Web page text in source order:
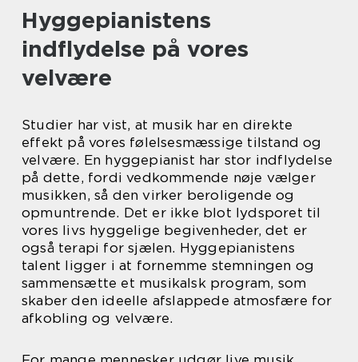
Hyggepianistens
indflydelse på vores
velvære
Studier har vist, at musik har en direkte
effekt på vores følelsesmæssige tilstand og
velvære. En hyggepianist har stor indflydelse
på dette, fordi vedkommende nøje vælger
musikken, så den virker beroligende og
opmuntrende. Det er ikke blot lydsporet til
vores livs hyggelige begivenheder, det er
også terapi for sjælen. Hyggepianistens
talent ligger i at fornemme stemningen og
sammensætte et musikalsk program, som
skaber den ideelle afslappede atmosfære for
afkobling og velvære.